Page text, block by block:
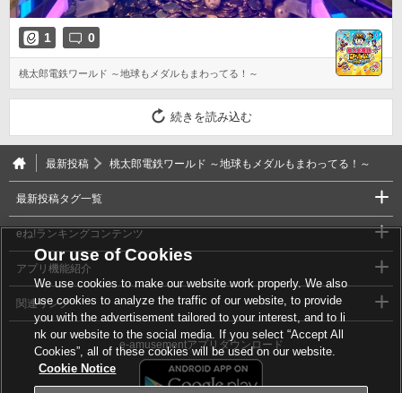
1 0
桃太郎電鉄ワールド ～地球もメダルもまわってる！～
続きを読み込む
最新投稿 桃太郎電鉄ワールド ～地球もメダルもまわってる！～
最新投稿タグ一覧
eね!ランキングコンテンツ
アプリ機能紹介
関連リンク
e-amusementアプリダウンロード
Our use of Cookies
We use cookies to make our website work properly. We also
use cookies to analyze the traffic of our website, to provide
you with the advertisement tailored to your interest, and to li
nk our website to the social media. If you select “Accept All
Cookies”, all of these cookies will be used on our website.
Cookie Notice